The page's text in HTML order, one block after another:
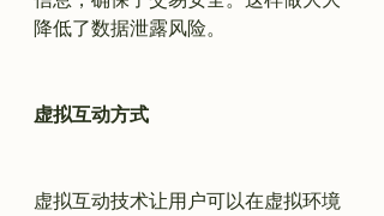
降低了数据泄露风险。
虚拟互动方式
虚拟互动技术让用户可以在虚拟环境